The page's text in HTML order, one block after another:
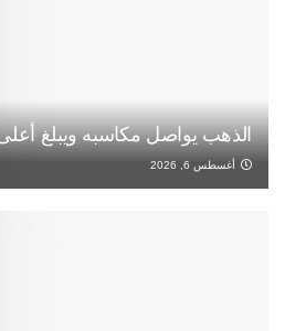
الذهب يواصل مكاسبه ويبلغ
أغسطس 6, 2026